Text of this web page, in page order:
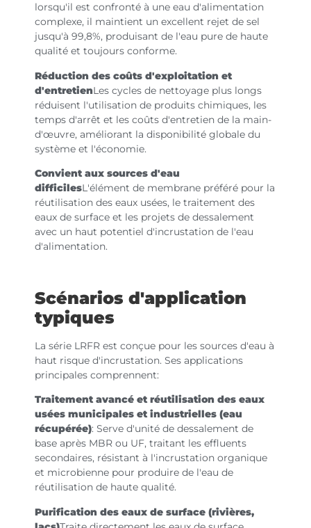
lorsqu'il est confronté à une eau d'alimentation
complexe, il maintient un excellent rejet de sel
jusqu'à 99,8%, produisant de l'eau pure de haute
qualité et toujours conforme.
Réduction des coûts d'exploitation et
d'entretienLes cycles de nettoyage plus longs
réduisent l'utilisation de produits chimiques, les
temps d'arrêt et les coûts d'entretien de la main-
d'œuvre, améliorant la disponibilité globale du
système et l'économie.
Convient aux sources d'eau
difficilesL'élément de membrane préféré pour la
réutilisation des eaux usées, le traitement des
eaux de surface et les projets de dessalement
avec un haut potentiel d'incrustation de l'eau
d'alimentation.
Scénarios d'application
typiques
La série LRFR est conçue pour les sources d'eau à
haut risque d'incrustation. Ses applications
principales comprennent:
Traitement avancé et réutilisation des eaux
usées municipales et industrielles (eau
récupérée): Serve d'unité de dessalement de
base après MBR ou UF, traitant les effluents
secondaires, résistant à l'incrustation organique
et microbienne pour produire de l'eau de
réutilisation de haute qualité.
Purification des eaux de surface (rivières,